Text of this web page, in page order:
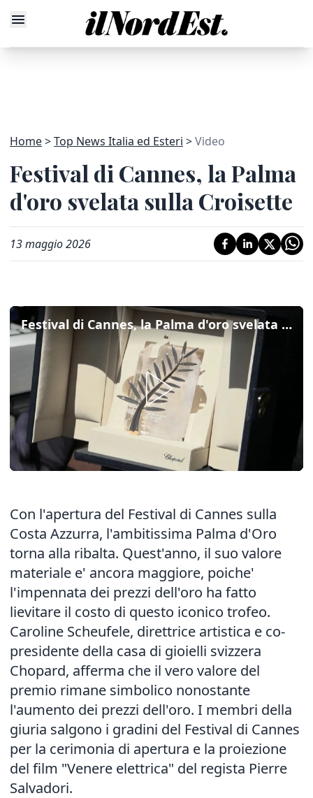
Home Top News Italia ed Esteri Video
Festival di Cannes, la Palma
d'oro svelata sulla Croisette
13 maggio 2026
Festival di Cannes, la Palma d'oro svelata sulla Croisette
Con l'apertura del Festival di Cannes sulla
Costa Azzurra, l'ambitissima Palma d'Oro
torna alla ribalta. Quest'anno, il suo valore
materiale e' ancora maggiore, poiche'
l'impennata dei prezzi dell'oro ha fatto
lievitare il costo di questo iconico trofeo.
Caroline Scheufele, direttrice artistica e co-
presidente della casa di gioielli svizzera
Chopard, afferma che il vero valore del
premio rimane simbolico nonostante
l'aumento dei prezzi dell'oro. I membri della
giuria salgono i gradini del Festival di Cannes
per la cerimonia di apertura e la proiezione
del film "Venere elettrica" del regista Pierre
Salvadori.